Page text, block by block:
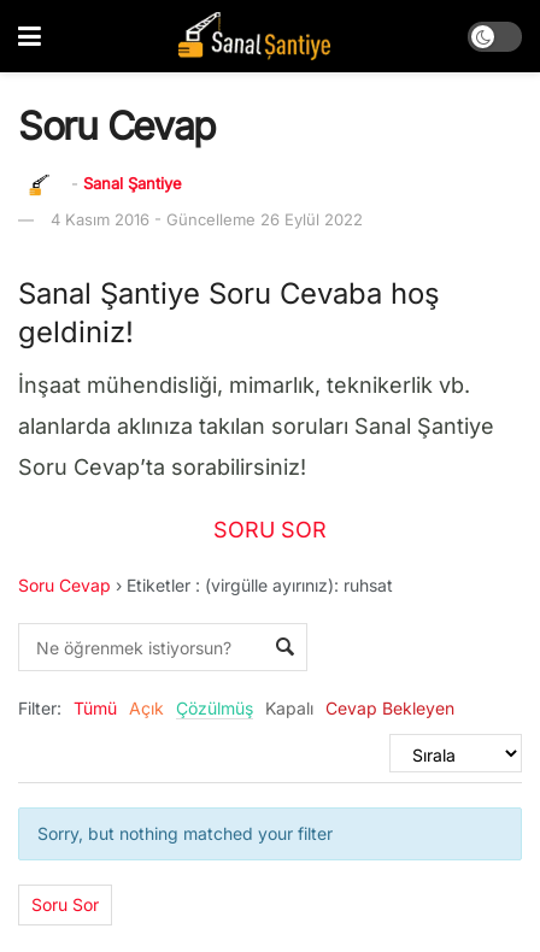
Soru Cevap
- Sanal Şantiye
4 Kasım 2016 - Güncelleme 26 Eylül 2022
Sanal Şantiye Soru Cevaba hoş
geldiniz!
İnşaat mühendisliği, mimarlık, teknikerlik vb.
alanlarda aklınıza takılan soruları Sanal Şantiye
Soru Cevap’ta sorabilirsiniz!
SORU SOR
Soru Cevap › Etiketler : (virgülle ayırınız): ruhsat
Filter: Tümü Açık Çözülmüş Kapalı Cevap Bekleyen
Sorry, but nothing matched your filter
Soru Sor